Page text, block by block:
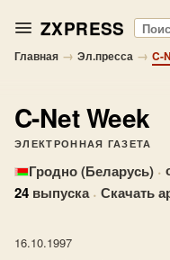
ZXPRESS
Главная → Эл.пресса → C-
C-Net Week
ЭЛЕКТРОННАЯ ГАЗЕТА
Гродно (Беларусь) ·
24 выпуска · Скачать
16.10.1997